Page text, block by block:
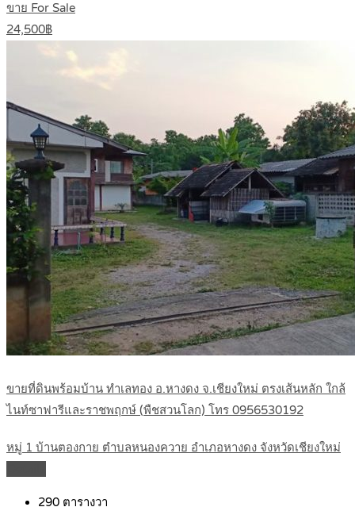
ขาย For Sale
24,500฿
ขายที่ดินพร้อมบ้าน ทำเลทอง อ.หางดง จ.เชียงใหม่ ตรงเส้นหลัก ใกล้
ไนท์ซาฟารีและราชพฤกษ์ (พืชสวนโลก) โทร 0956530192
หมู่ 1 บ้านตองกาย ตำบลหนองควาย อำเภอหางดง จังหวัดเชียงใหม่
290 ตารางวา